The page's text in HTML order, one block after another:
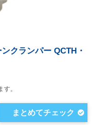
クランパー QCTH・
。